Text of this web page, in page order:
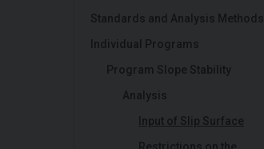
Standards and Analysis Methods
Individual Programs
Program Slope Stability
Analysis
Input of Slip Surface